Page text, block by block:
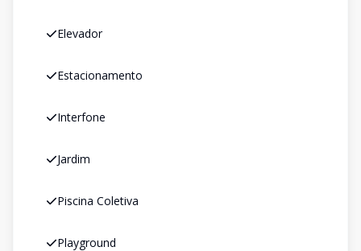
Elevador
Estacionamento
Interfone
Jardim
Piscina Coletiva
Playground